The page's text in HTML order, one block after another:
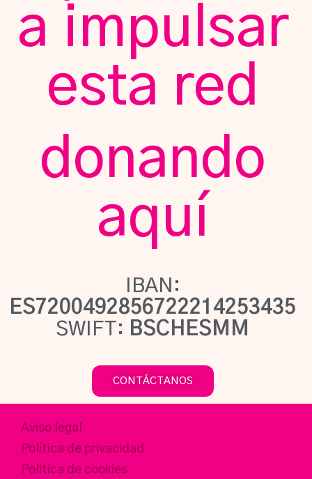
a impulsar
esta red
donando
aquí
IBAN:
ES7200492856722214253435
SWIFT: BSCHESMM
CONTÁCTANOS
Aviso legal
Política de privacidad
Política de cookies